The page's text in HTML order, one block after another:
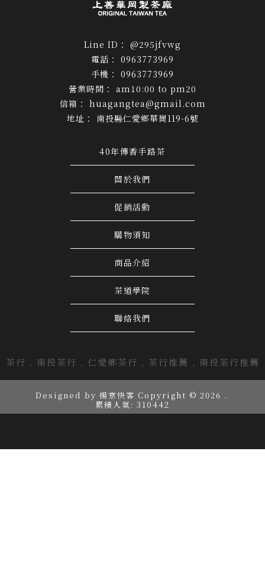
@295jfvwg
0963773969
0963773969
am10:00 to pm20
huagangtea@gmail.com
南投縣仁愛鄉華崗119-6號
40年傳香手路茶
關於我們
促銷活動
購物須知
商品介紹
茶道學院
聯絡我們
茶行 南投茶行 仁愛鄉茶行 茶行推薦 南投茶行推薦
Designed by 揚京快客 Copyright © 2026 ..
累積人氣: 310442